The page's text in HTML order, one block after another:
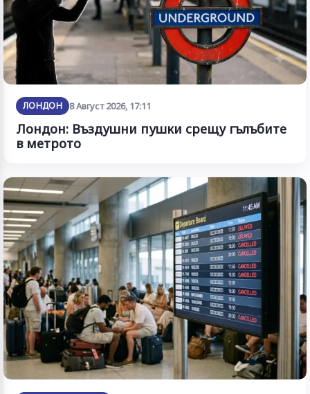
ЛОНДОН 8 Август 2026, 17:11
Лондон: Въздушни пушки срещу гълъбите
в метрото